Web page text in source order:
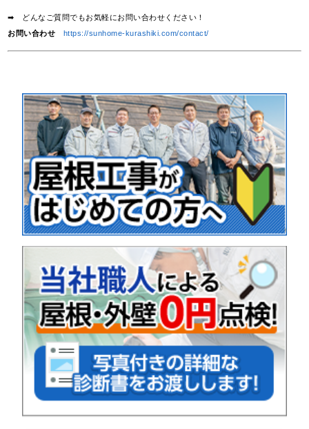
➡ どんなご質問でもお気軽にお問い合わせください！
お問い合わせ
https://sunhome-kurashiki.com/contact/